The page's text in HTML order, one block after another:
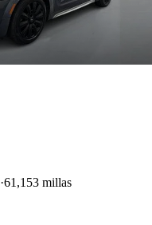
61,153 millas